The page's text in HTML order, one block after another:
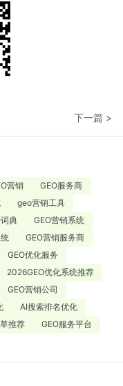
下一篇 >
营销
GEO服务商
geo营销工具
典
GEO营销系统
GEO营销服务商
GEO优化服务
2026GEO优化系统推荐
GEO营销公司
AI搜索排名优化
推荐
GEO服务平台